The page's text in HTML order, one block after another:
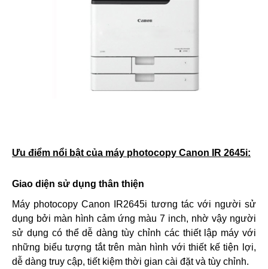
Ưu điểm nổi bật của máy photocopy Canon IR 2645i:
Giao diện sử dụng thân thiện
Máy photocopy Canon IR2645i tương tác với người sử
dụng bởi màn hình cảm ứng màu 7 inch, nhờ vậy người
sử dụng có thể dễ dàng tùy chỉnh các thiết lập máy với
những biểu tượng tắt trên màn hình với thiết kế tiện lợi,
dễ dàng truy cập, tiết kiệm thời gian cài đặt và tùy chỉnh.